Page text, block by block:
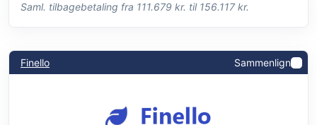
Saml. tilbagebetaling fra 111.679 kr. til 156.117 kr.
Finello Sammenlign